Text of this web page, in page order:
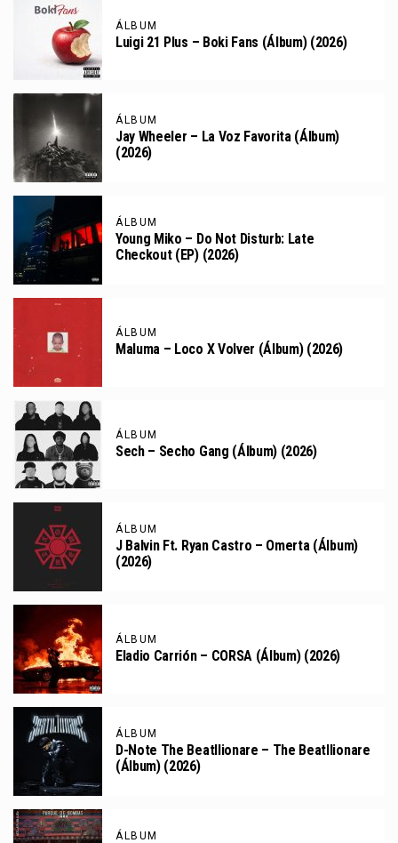
ÁLBUM
Luigi 21 Plus – Boki Fans (Álbum) (2026)
ÁLBUM
Jay Wheeler – La Voz Favorita (Álbum)
(2026)
ÁLBUM
Young Miko – Do Not Disturb: Late
Checkout (EP) (2026)
ÁLBUM
Maluma – Loco X Volver (Álbum) (2026)
ÁLBUM
Sech – Secho Gang (Álbum) (2026)
ÁLBUM
J Balvin Ft. Ryan Castro – Omerta (Álbum)
(2026)
ÁLBUM
Eladio Carrión – CORSA (Álbum) (2026)
ÁLBUM
D-Note The Beatllionare – The Beatllionare
(Álbum) (2026)
ÁLBUM